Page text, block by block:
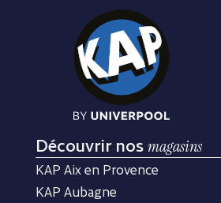
Découvrir nos magasins
KAP Aix en Provence
KAP Aubagne